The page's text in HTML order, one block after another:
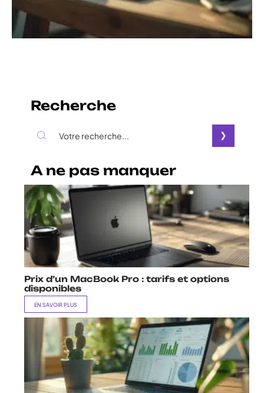
Recherche
A ne pas manquer
Prix d’un MacBook Pro : tarifs et options
disponibles
EN SAVOIR PLUS